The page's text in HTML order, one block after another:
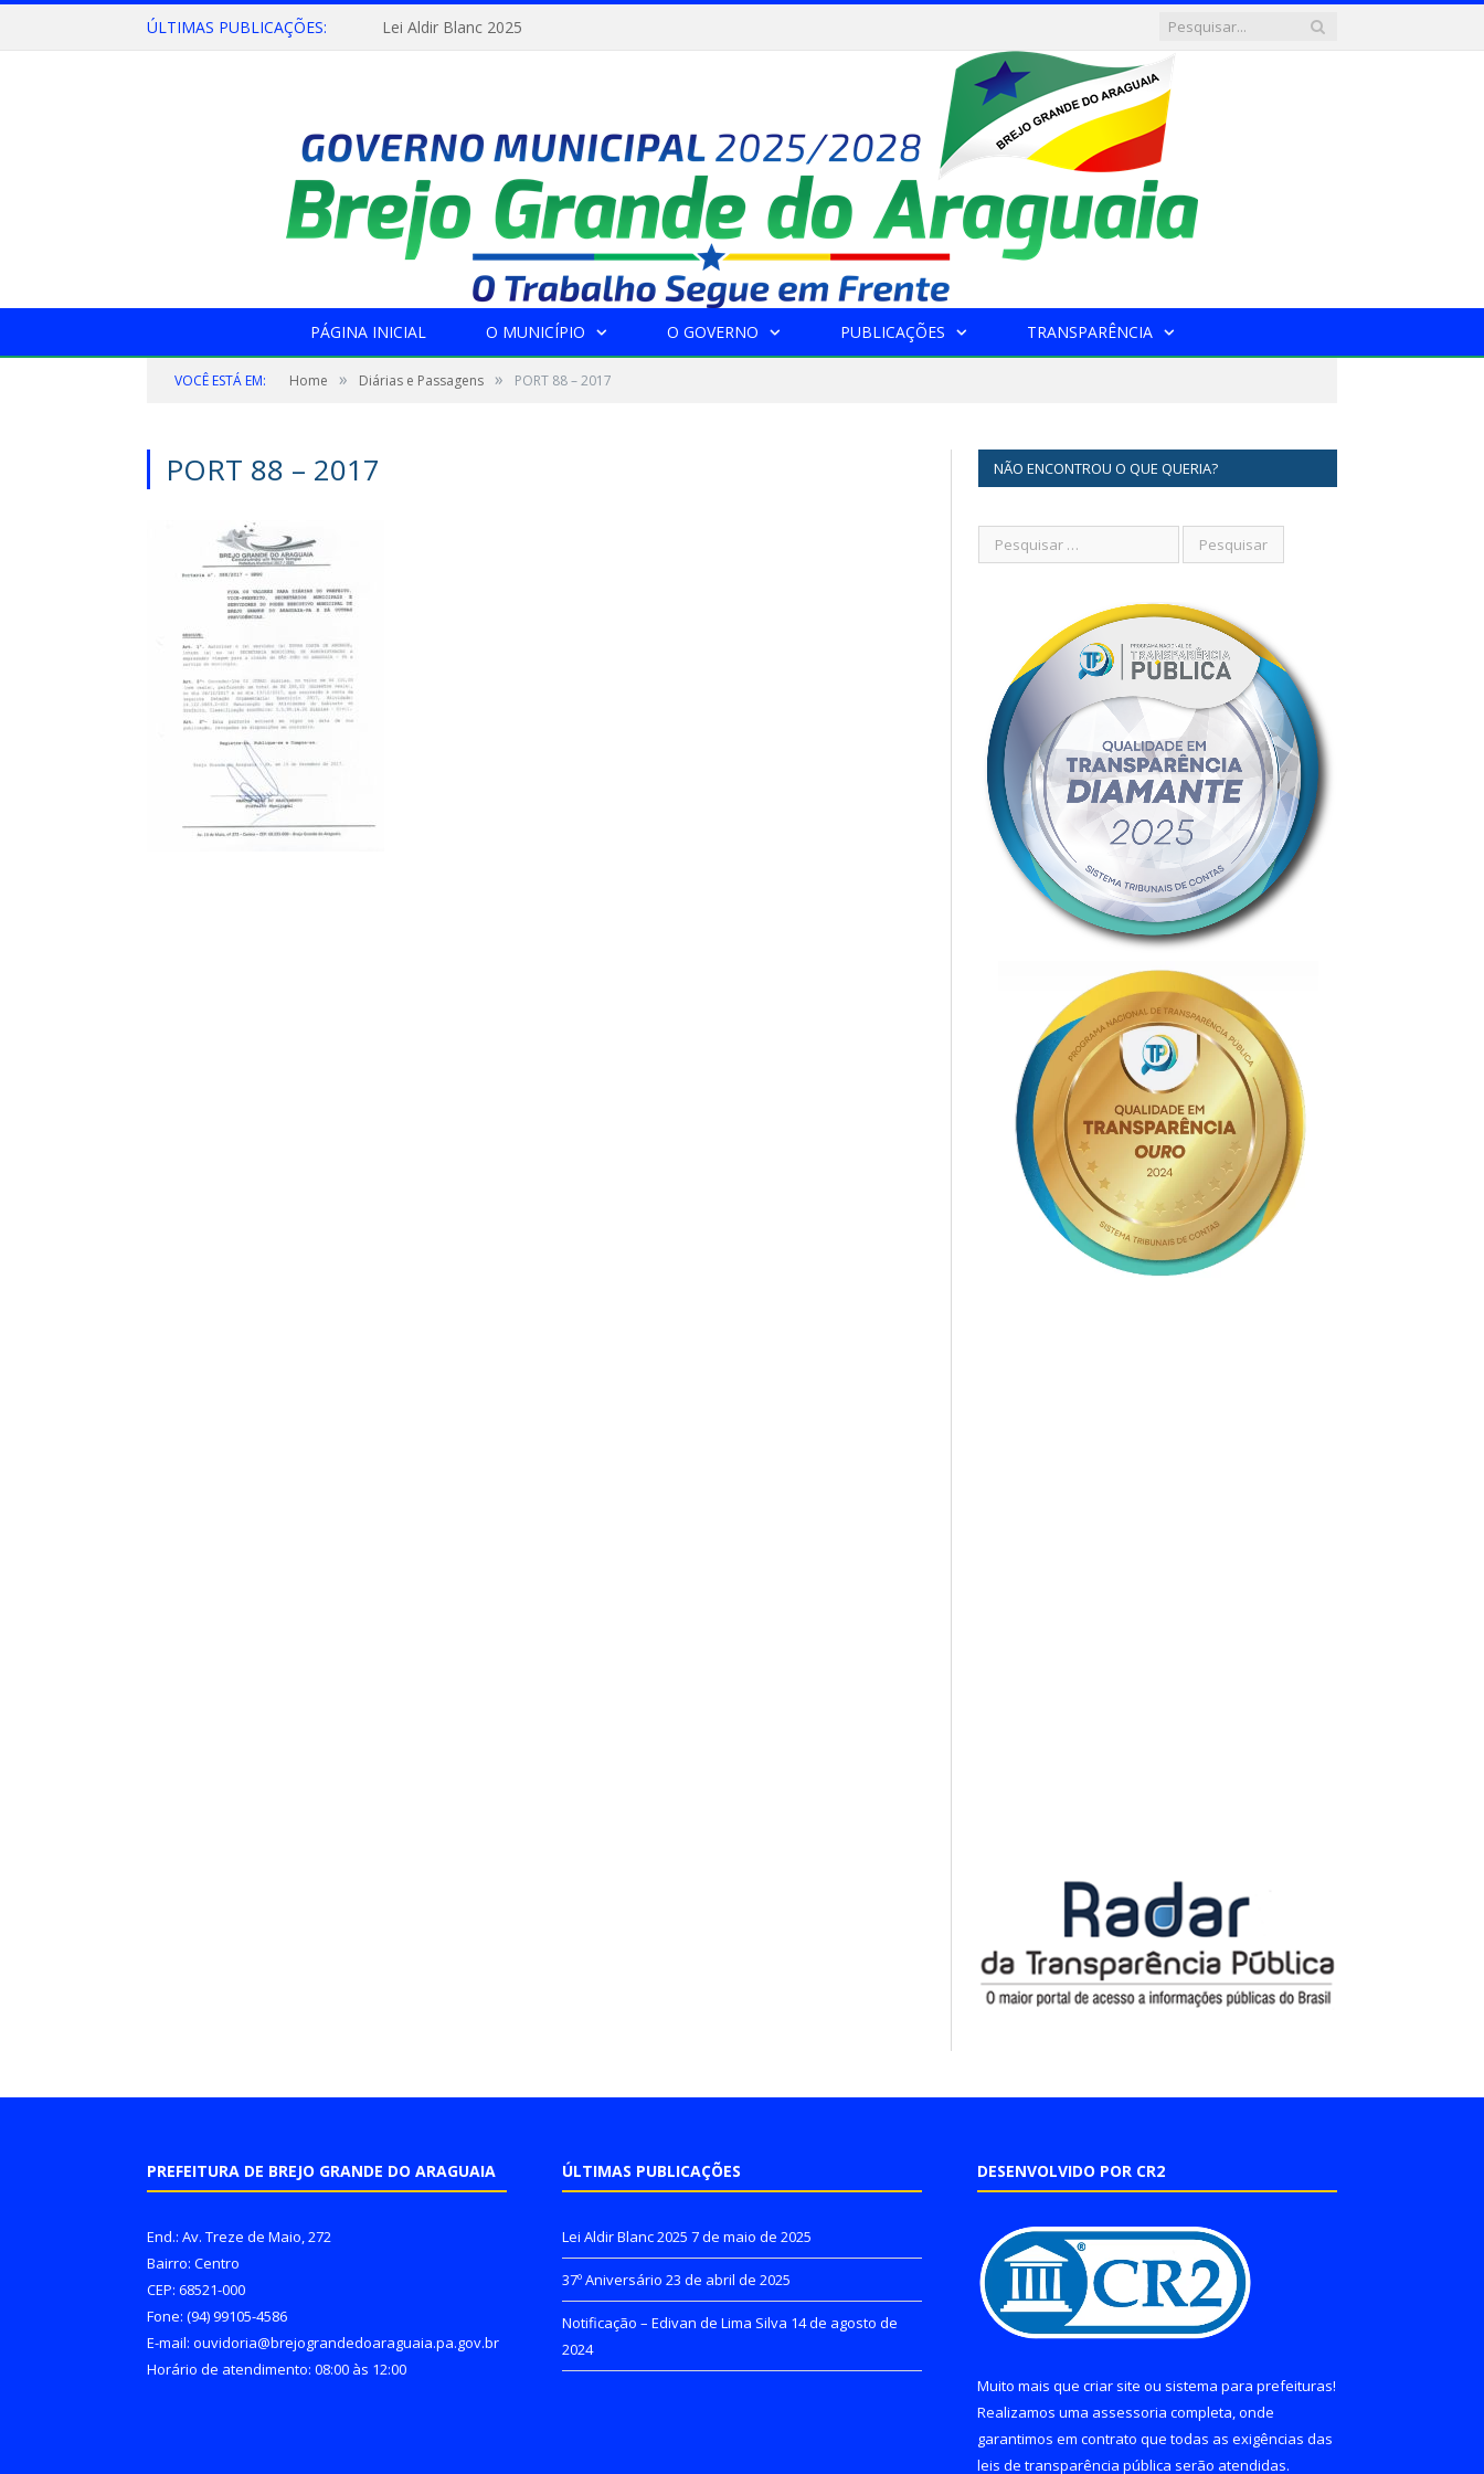
ÚLTIMAS PUBLICAÇÕES: Lei Aldir Blanc 2025
PÁGINA INICIAL O MUNICÍPIO O GOVERNO PUBLICAÇÕES TRANSPARÊNCIA
VOCÊ ESTÁ EM: Home » Diárias e Passagens » PORT 88 – 2017
PORT 88 – 2017 NÃO ENCONTROU O QUE QUERIA?
PREFEITURA DE BREJO GRANDE DO ARAGUAIA
End.: Av. Treze de Maio, 272
Bairro: Centro
CEP: 68521-000
Fone: (94) 99105-4586
E-mail: ouvidoria@brejograndedoaraguaia.pa.gov.br
Horário de atendimento: 08:00 às 12:00
ÚLTIMAS PUBLICAÇÕES
Lei Aldir Blanc 2025 7 de maio de 2025
37º Aniversário 23 de abril de 2025
Notificação – Edivan de Lima Silva 14 de agosto de
2024
DESENVOLVIDO POR CR2
Muito mais que criar site ou sistema para prefeituras!
Realizamos uma assessoria completa, onde
garantimos em contrato que todas as exigências das
leis de transparência pública serão atendidas.